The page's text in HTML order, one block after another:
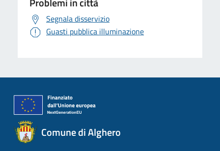
Segnala disservizio
Guasti pubblica illuminazione
Comune di Alghero